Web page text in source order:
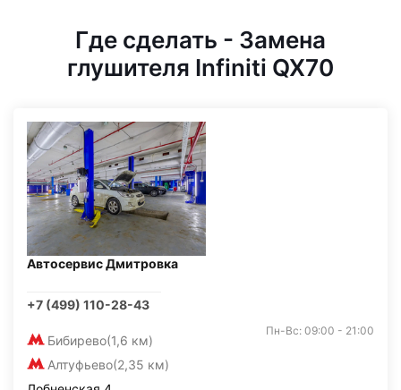
Где сделать - Замена
глушителя Infiniti QX70
Автосервис Дмитровка
+7 (499) 110-28-43
Бибирево(1,6 км)
Алтуфьево(2,35 км)
Пн-Вс: 09:00 - 21:00